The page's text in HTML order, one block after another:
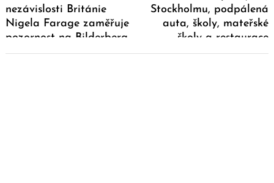
nezávislosti Británie
Nigela Farage zaměřuje
pozornost na Bilderberg
2013
Stockholmu, podpálená
auta, školy, mateřské
školy a restaurace